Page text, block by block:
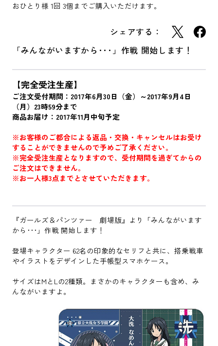
おひとり様 1回 3個までご購入いただけます。
シェアする：
「みんながいますから･･･」作戦 開始します！
【完全受注生産】
ご注文受付期間：2017年6月30日（金）～2017年9月4日
（月）23時59分まで
商品お届け：2017年11月中旬予定
※お客様のご都合による返品・交換・キャンセルはお受け
することができませんので予めご了承ください。
※完全受注生産となりますので、受付期間を過ぎてからの
ご注文はできません。
※お一人様3点までとさせていただきます。
『ガールズ＆パンツァー 劇場版』より「みんながいます
から･･･」作戦 開始します！
登場キャラクター 62名の印象的なセリフと共に、搭乗戦車
やイラストをデザインした手帳型スマホケース。
サイズはMとLの2種類。まさかのキャラクターも含め、み
んながいますよ。